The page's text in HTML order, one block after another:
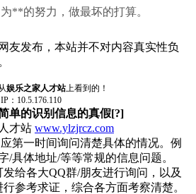
**的努力，做最坏的打算。
友发布，本站并不对内容真实性负
娱乐之家人才站上看到的！
IP：10.5.176.110
单的识别信息的真假[?]
才站 www.ylzjrcz.com
第一时间询问清楚具体的情况。例
/具体地址/等等常规的信息问题。
给各大QQ群/朋友进行询问，以及
参考求证，综合各方面考察清楚。